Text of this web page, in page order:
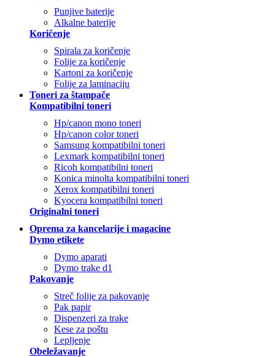
Punjive baterije
Alkalne baterije
Koričenje
Spirala za koričenje
Folije za koričenje
Kartoni za koričenje
Folije za laminaciju
Toneri za štampače
Kompatibilni toneri
Hp/canon mono toneri
Hp/canon color toneri
Samsung kompatibilni toneri
Lexmark kompatibilni toneri
Ricoh kompatibilni toneri
Konica minolta kompatibilni toneri
Xerox kompatibilni toneri
Kyocera kompatibilni toneri
Originalni toneri
Oprema za kancelarije i magacine
Dymo etikete
Dymo aparati
Dymo trake d1
Pakovanje
Streč folije za pakovanje
Pak papir
Dispenzeri za trake
Kese za poštu
Lepljenje
Obeležavanje